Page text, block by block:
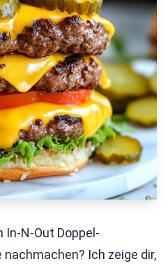
N-Out Doppel-
Ich zeige dir,